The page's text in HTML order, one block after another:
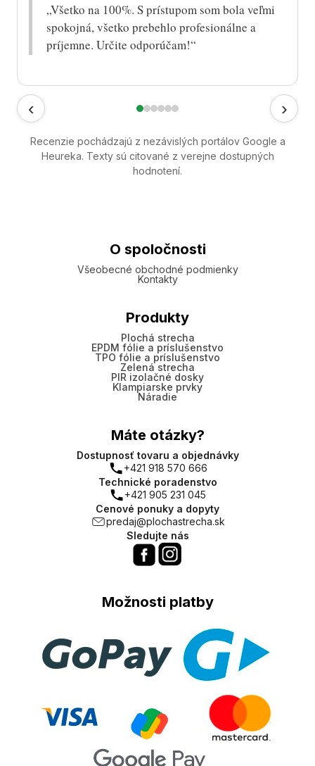
‹
„Všetko na 100%. S prístupom som bola veľmi
spokojná, všetko prebehlo profesionálne a
príjemne. Určite odporúčam!“
›
Recenzie pochádzajú z nezávislých portálov Google a
Heureka. Texty sú citované z verejne dostupných
hodnotení.
O spoločnosti
Všeobecné obchodné podmienky
Kontakty
Produkty
Plochá strecha
EPDM fólie a príslušenstvo
TPO fólie a príslušenstvo
Zelená strecha
PIR izolačné dosky
Klampiarske prvky
Náradie
Máte otázky?
Dostupnosť tovaru a objednávky
+421 918 570 666
Technické poradenstvo
+421 905 231 045
Cenové ponuky a dopyty
predaj@plochastrecha.sk
Sledujte nás
Možnosti platby